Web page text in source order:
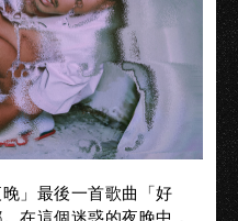
」最後一首歌曲「好